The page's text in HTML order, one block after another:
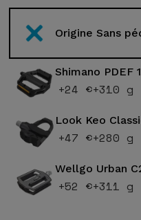
Origine Sans
Shimano PDEF
+24 €+310 g
Look Keo
+47 €+280 g
Wellgo Urban
+52 €+311 g